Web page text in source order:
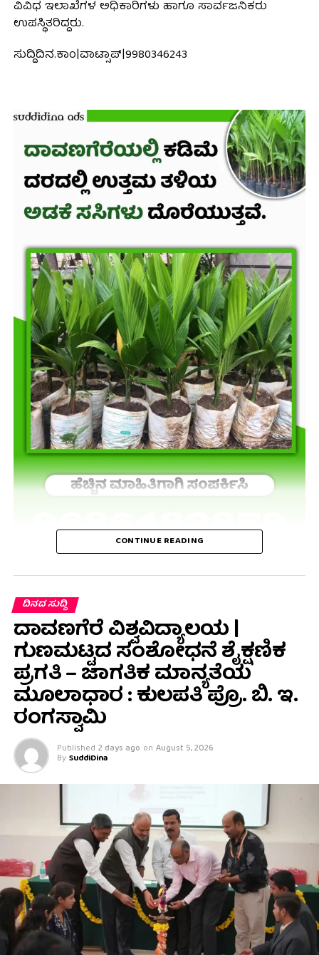
ವಿವಿಧ ಇಲಾಖೆಗಳ ಅಧಿಕಾರಿಗಳು ಹಾಗೂ ಸಾರ್ವಜನಿಕರು
ಉಪಸ್ಥಿತರಿದ್ದರು.
ಸುದ್ದಿದಿನ.ಕಾಂ|ವಾಟ್ಸಾಪ್|9980346243
CONTINUE READING
ದಿನದ ಸುದ್ದಿ
ದಾವಣಗೆರೆ ವಿಶ್ವವಿದ್ಯಾಲಯ |
ಗುಣಮಟ್ಟದ ಸಂಶೋಧನೆ ಶೈಕ್ಷಣಿಕ
ಪ್ರಗತಿ – ಜಾಗತಿಕ ಮಾನ್ಯತೆಯ
ಮೂಲಾಧಾರ : ಕುಲಪತಿ ಪ್ರೊ. ಬಿ. ಇ.
ರಂಗಸ್ವಾಮಿ
Published 2 days ago on August 5, 2026
By SuddiDina